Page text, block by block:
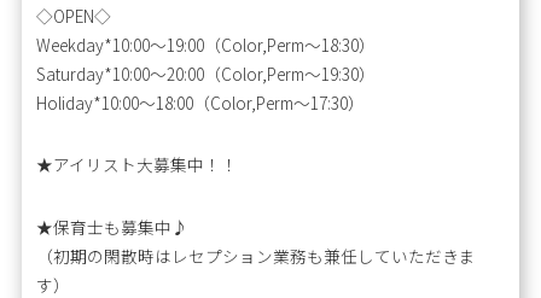
◇OPEN◇
Weekday*10:00〜19:00（Color,Perm〜18:30）
Saturday*10:00〜20:00（Color,Perm〜19:30）
Holiday*10:00〜18:00（Color,Perm〜17:30）
★アイリスト大募集中！！
★保育士も募集中♪
（初期の閑散時はレセプション業務も兼任していただきま
す）